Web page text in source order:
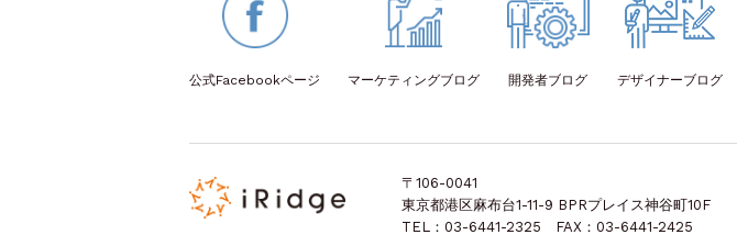
公式Facebookページ マーケティングブログ 開発者ブログ デザイナーブログ
〒106-0041
東京都港区麻布台1-11-9 BPRプレイス神谷町10F
TEL：03-6441-2325 FAX：03-6441-2425